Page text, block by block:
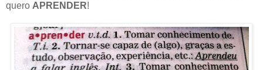
quero APRENDER!